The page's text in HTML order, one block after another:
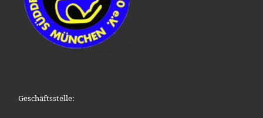
Geschäftsstelle: